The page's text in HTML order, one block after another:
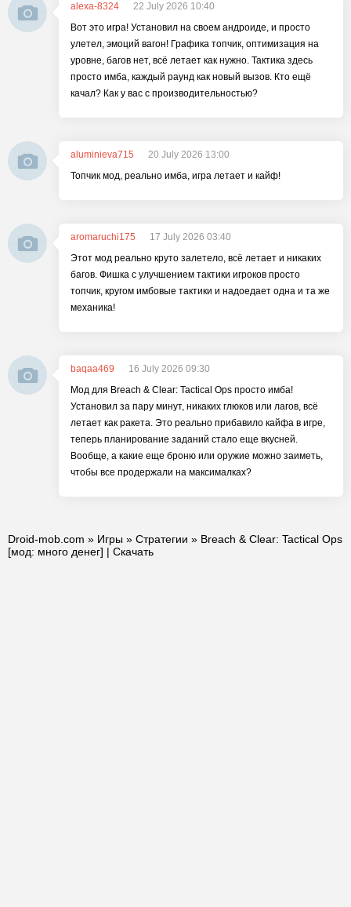
alexa-8324
22 July 2026 10:40
Вот это игра! Установил на своем андроиде, и просто
улетел, эмоций вагон! Графика топчик, оптимизация на
уровне, багов нет, всё летает как нужно. Тактика здесь
просто имба, каждый раунд как новый вызов. Кто ещё
качал? Как у вас с производительностью?
aluminieva715
20 July 2026 13:00
Топчик мод, реально имба, игра летает и кайф!
aromaruchi175
17 July 2026 03:40
Этот мод реально круто залетело, всё летает и никаких
багов. Фишка с улучшением тактики игроков просто
топчик, кругом имбовые тактики и надоедает одна и та же
механика!
baqaa469
16 July 2026 09:30
Мод для Breach & Clear: Tactical Ops просто имба!
Установил за пару минут, никаких глюков или лагов, всё
летает как ракета. Это реально прибавило кайфа в игре,
теперь планирование заданий стало еще вкусней.
Вообще, а какие еще броню или оружие можно заиметь,
чтобы все продержали на максималках?
Droid-mob.com » Игры » Стратегии » Breach & Clear: Tactical Ops
[мод: много денег] | Скачать